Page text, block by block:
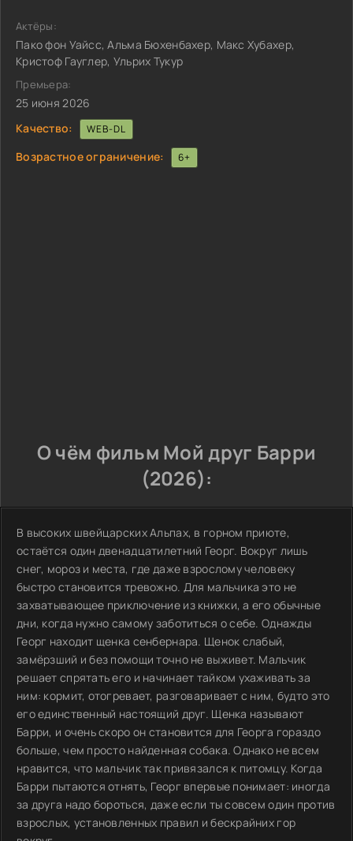
Актёры:
Пако фон Уайсс, Альма Бюхенбахер, Макс Хубахер,
Кристоф Гауглер, Ульрих Тукур
Премьера:
25 июня 2026
Качество:
WEB-DL
Возрастное ограничение: 6+
О чём фильм Мой друг Барри
(2026):
В высоких швейцарских Альпах, в горном приюте,
остаётся один двенадцатилетний Георг. Вокруг лишь
снег, мороз и места, где даже взрослому человеку
быстро становится тревожно. Для мальчика это не
захватывающее приключение из книжки, а его обычные
дни, когда нужно самому заботиться о себе. Однажды
Георг находит щенка сенбернара. Щенок слабый,
замёрзший и без помощи точно не выживет. Мальчик
решает спрятать его и начинает тайком ухаживать за
ним: кормит, отогревает, разговаривает с ним, будто это
его единственный настоящий друг. Щенка называют
Барри, и очень скоро он становится для Георга гораздо
больше, чем просто найденная собака. Однако не всем
нравится, что мальчик так привязался к питомцу. Когда
Барри пытаются отнять, Георг впервые понимает: иногда
за друга надо бороться, даже если ты совсем один против
взрослых, установленных правил и бескрайних гор